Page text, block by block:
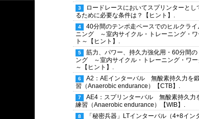
ロードレースにおいてスプリンターとし
るために必要な条件は？【ヒント】.
40分間のテンポ走ペースでのヒルクライ
ニング ～室内サイクル・トレーニング・ワ
ト～【ヒント】.
筋力、パワー、持久力強化用・60分間の
ング ～室内サイクル・トレーニング・ワー
～【ヒント】.
A2：AEインターバル 無酸素持久力を
習（Anaerobic endurance）【CTB】.
AE4：スプリンターバル 無酸素持久力
練習（Anaerobic endurance）【WIB】.
「秘密兵器」LTインターバル（4+8イン